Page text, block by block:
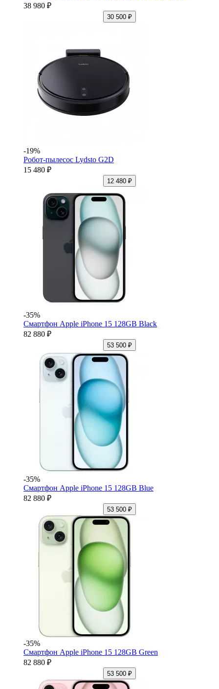
38 980 ₽
30 500 ₽
-19%
Робот-пылесос Lydsto G2D
15 480 ₽
12 480 ₽
-35%
Смартфон Apple iPhone 15 128GB Black
82 880 ₽
53 500 ₽
-35%
Смартфон Apple iPhone 15 128GB Blue
82 880 ₽
53 500 ₽
-35%
Смартфон Apple iPhone 15 128GB Green
82 880 ₽
53 500 ₽